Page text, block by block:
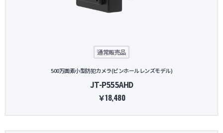
通常販売品
500万画素小型防犯カメラ(ピンホールレンズモデル)
JT-P555AHD
￥18,480
調査機器
お気に入り